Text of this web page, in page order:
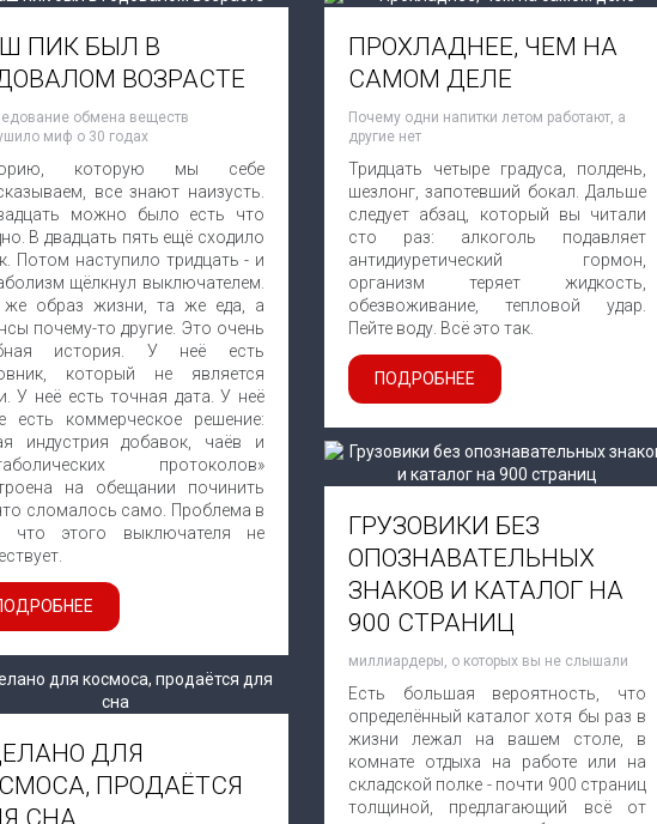
ПИК БЫЛ В
ВОЗРАСТЕ
обмена веществ
миф о 30 годах
которую мы себе
все знают наизусть.
можно было есть что
В двадцать пять ещё сходило
Потом наступило тридцать - и
щёлкнул выключателем.
же образ жизни, та же еда, а
почему-то другие. Это очень
история. У неё есть
который не является
У неё есть точная дата. У неё
есть коммерческое решение:
индустрия добавок, чаёв и
протоколов»
на обещании починить
сломалось само. Проблема в
что этого выключателя не
ПРОХЛАДНЕЕ, ЧЕМ НА
САМОМ ДЕЛЕ
Почему одни напитки летом работают, а
другие нет
Тридцать четыре градуса, полдень,
шезлонг, запотевший бокал. Дальше
следует абзац, который вы читали
сто раз: алкоголь подавляет
антидиуретический гормон,
организм теряет жидкость,
обезвоживание, тепловой удар.
Пейте воду. Всё это так.
ПОДРОБНЕЕ
ГРУЗОВИКИ БЕЗ
ОПОЗНАВАТЕЛЬНЫХ
ЗНАКОВ И КАТАЛОГ НА
900 СТРАНИЦ
миллиардеры, о которых вы не слышали
Есть большая вероятность, что
определённый каталог хотя бы раз в
жизни лежал на вашем столе, в
комнате отдыха на работе или на
складской полке - почти 900 страниц
толщиной, предлагающий всё от
ДЛЯ
ПРОДАЁТСЯ
СНА